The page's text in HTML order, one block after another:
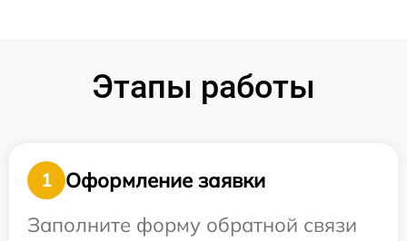
Этапы работы
1
Оформление заявки
Заполните форму обратной связи